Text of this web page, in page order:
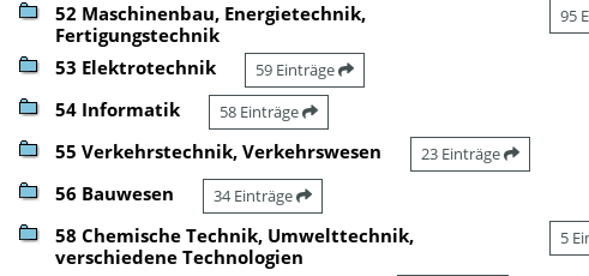
52 Maschinenbau, Energietechnik,
Fertigungstechnik
95
53 Elektrotechnik 59 Einträge
54 Informatik 58 Einträge
55 Verkehrstechnik, Verkehrswesen 23 Einträge
56 Bauwesen 34 Einträge
58 Chemische Technik, Umwelttechnik,
verschiedene Technologien
5